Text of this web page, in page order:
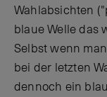
Wahlabsichten
blaue Welle das
Selbst wenn
bei der letzten
dennoch ein